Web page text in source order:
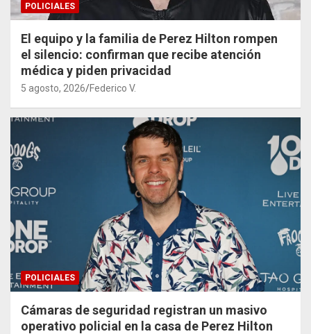
POLICIALES
El equipo y la familia de Perez Hilton rompen
el silencio: confirman que recibe atención
médica y piden privacidad
5 agosto, 2026 Federico V.
POLICIALES
Cámaras de seguridad registran un masivo
operativo policial en la casa de Perez Hilton